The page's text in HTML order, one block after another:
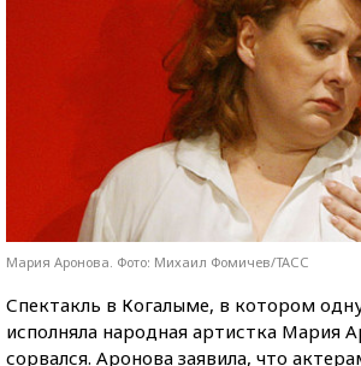
Мария Аронова. Фото: Михаил Фомичев/ТАСС
Спектакль в Когалыме, в котором
исполняла народная артистка Мария
сорвался. Аронова заявила, что